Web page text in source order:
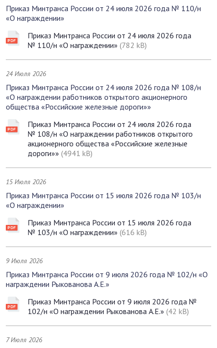
Приказ Минтранса России от 24 июля 2026 года № 110/н
«О награждении»
Приказ Минтранса России от 24 июля 2026 года
№ 110/н «О награждении» (782 kB)
24 Июля 2026
Приказ Минтранса России от 24 июля 2026 года № 108/н
«О награждении работников открытого акционерного
общества «Российские железные дороги»»
Приказ Минтранса России от 24 июля 2026 года
№ 108/н «О награждении работников открытого
акционерного общества «Российские железные
дороги»» (4941 kB)
15 Июля 2026
Приказ Минтранса России от 15 июля 2026 года № 103/н
«О награждении»
Приказ Минтранса России от 15 июля 2026 года
№ 103/н «О награждении» (616 kB)
9 Июля 2026
Приказ Минтранса России от 9 июля 2026 года № 102/н «О
награждении Рыкованова А.Е.»
Приказ Минтранса России от 9 июля 2026 года №
102/н «О награждении Рыкованова А.Е.» (42 kB)
7 Июля 2026